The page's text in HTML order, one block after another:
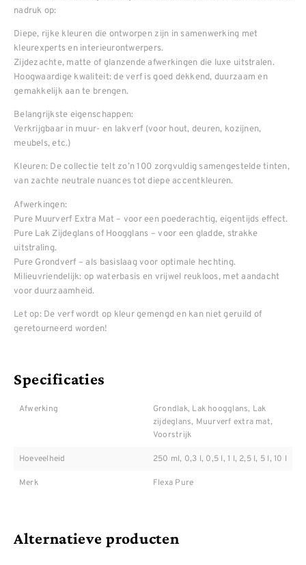
nadruk op:
Diepe, rijke kleuren die ontworpen zijn in samenwerking met
kleurexperts en interieurontwerpers.
Zijdezachte, matte of glanzende afwerkingen die luxe uitstralen.
Hoogwaardige kwaliteit: de verf is goed dekkend, duurzaam en
gemakkelijk aan te brengen.
Belangrijkste eigenschappen:
Verkrijgbaar in muur- en lakverf (voor hout, deuren, kozijnen,
meubels, etc.)
Kleuren: De collectie telt zo’n 100 zorgvuldig samengestelde tinten,
van zachte neutrale nuances tot diepe accentkleuren.
Afwerkingen:
Pure Muurverf Extra Mat – voor een poederachtig, eigentijds effect.
Pure Lak Zijdeglans of Hoogglans – voor een gladde, strakke
uitstraling.
Pure Grondverf – als basislaag voor optimale hechting.
Milieuvriendelijk: op waterbasis en vrijwel reukloos, met aandacht
voor duurzaamheid.
Let op: De verf wordt op kleur gemengd en kan niet geruild of
geretourneerd worden!
Specificaties
Afwerking
Grondlak, Lak hoogglans, Lak
zijdeglans, Muurverf extra mat,
Voorstrijk
Hoeveelheid 250 ml, 0,3 l, 0,5 l, 1 l, 2,5 l, 5 l, 10 l
Merk Flexa Pure
Alternatieve producten